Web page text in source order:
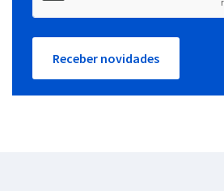
Receber novidades